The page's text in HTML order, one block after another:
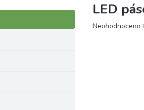
LED
Průměrné
Neohodnoceno